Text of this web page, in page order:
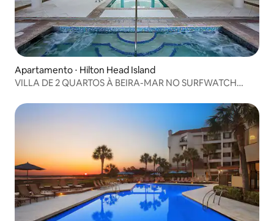
Apartamento ⋅ Hilton Head Island
VILLA DE 2 QUARTOS À BEIRA-MAR NO SURFWATCH